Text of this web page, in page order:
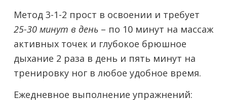
Метод 3-1-2 прост в освоении и требует
25-30 минут в день – по 10 минут на массаж
активных точек и глубокое брюшное
дыхание 2 раза в день и пять минут на
тренировку ног в любое удобное время.
Ежедневное выполнение упражнений: